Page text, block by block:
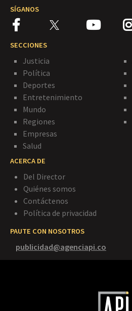
SÍGANOS
SECCIONES
Justicia
Política
Deportes
Entretenimiento
Mundo
Regiones
Empresas
Salud
ACERCA DE
Del Director
Quiénes somos
Contáctenos
Política de privacidad
PAUTE CON NOSOTROS
publicidad@agenciapi.co